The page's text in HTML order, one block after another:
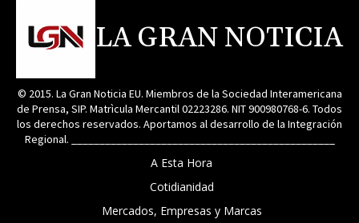
LA GRAN NOTICIA
© 2015. La Gran Noticia EU. Miembros de la Sociedad Interamericana
de Prensa, SIP. Matrìcula Mercantil 02223286. NIT 900980768-6. Todos
los derechos reservados. Aportamos al desarrollo de la Integración
Regional. _______________________________________________
A Esta Hora
Cotidianidad
Mercados, Empresas y Marcas